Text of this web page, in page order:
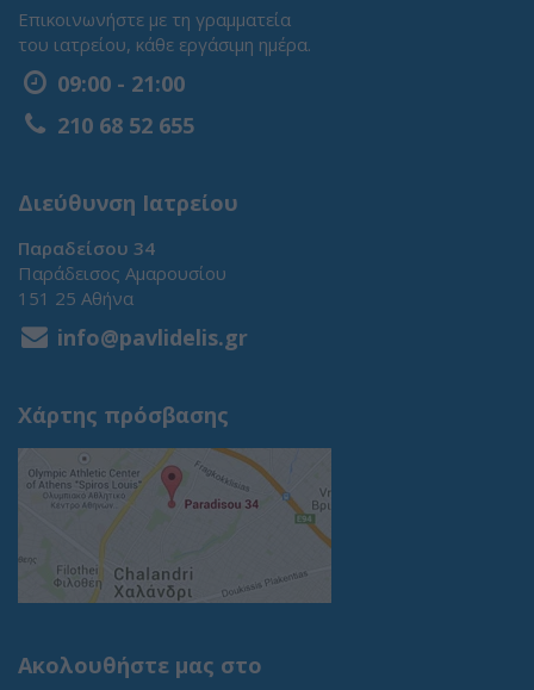
Επικοινωνήστε με τη γραμματεία
του ιατρείου, κάθε εργάσιμη ημέρα.
09:00 - 21:00
210 68 52 655
Διεύθυνση Ιατρείου
Παραδείσου 34
Παράδεισος Αμαρουσίου
151 25 Αθήνα
info@pavlidelis.gr
Χάρτης πρόσβασης
Ακολουθήστε μας στο